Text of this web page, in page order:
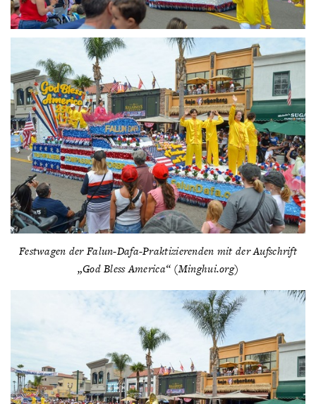
Festwagen der Falun-Dafa-Praktizierenden mit der Aufschrift
„God Bless America“ (Minghui.org)